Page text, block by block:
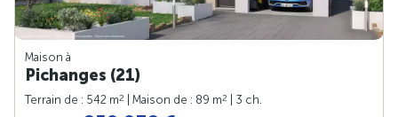
Maison à
Pichanges (21)
Terrain de : 542 m2 | Maison de : 89 m2
| 3 ch.